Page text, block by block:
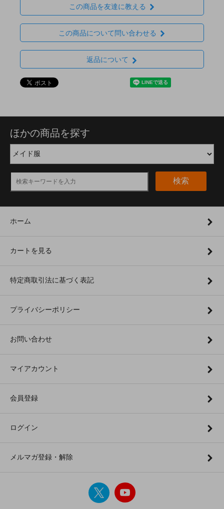
この商品を友達に教える
この商品について問い合わせる
返品について
ほかの商品を探す
検索
ホーム
カートを見る
特定商取引法に基づく表記
プライバシーポリシー
お問い合わせ
マイアカウント
会員登録
ログイン
メルマガ登録・解除